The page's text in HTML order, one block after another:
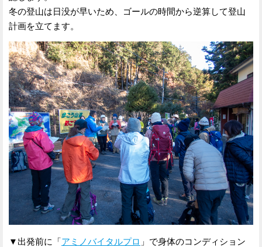
冬の登山は日没が早いため、ゴールの時間から逆算して登山
計画を立てます。
▼出発前に「アミノバイタルプロ 」で身体のコンディション